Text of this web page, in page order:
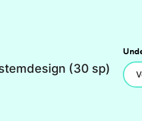
(30 sp)